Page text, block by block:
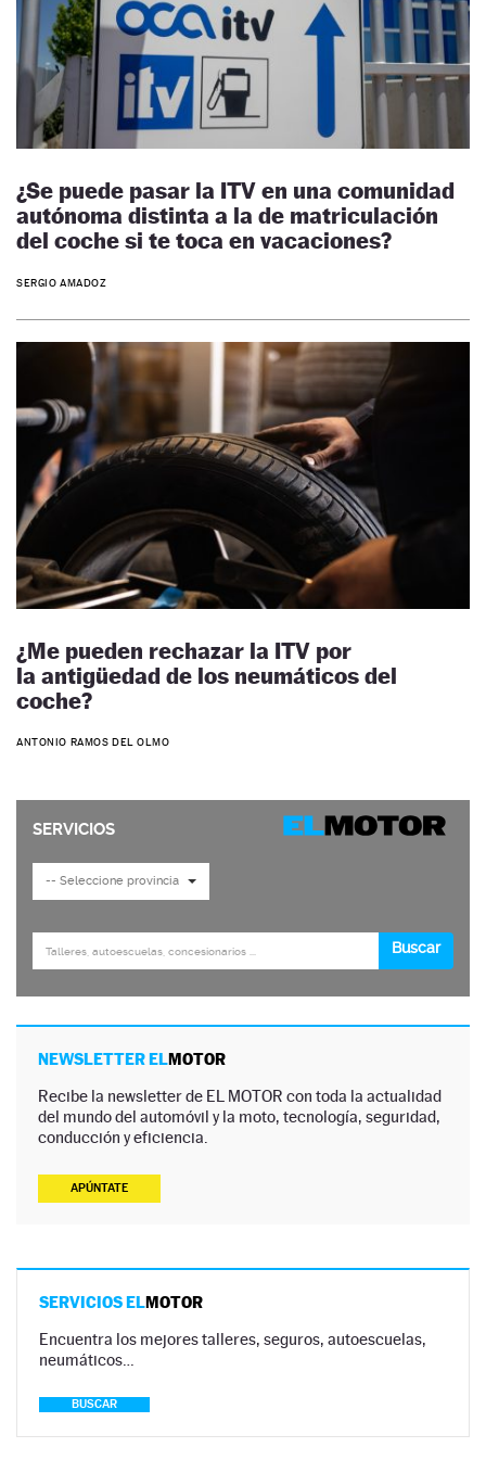
¿Se puede pasar la ITV en una comunidad
autónoma distinta a la de matriculación
del coche si te toca en vacaciones?
SERGIO AMADOZ
¿Me pueden rechazar la ITV por
la antigüedad de los neumáticos del
coche?
ANTONIO RAMOS DEL OLMO
NEWSLETTER ELMOTOR
Recibe la newsletter de EL MOTOR con toda la actualidad
del mundo del automóvil y la moto, tecnología, seguridad,
conducción y eficiencia.
APÚNTATE
SERVICIOS ELMOTOR
Encuentra los mejores talleres, seguros, autoescuelas,
neumáticos…
BUSCAR